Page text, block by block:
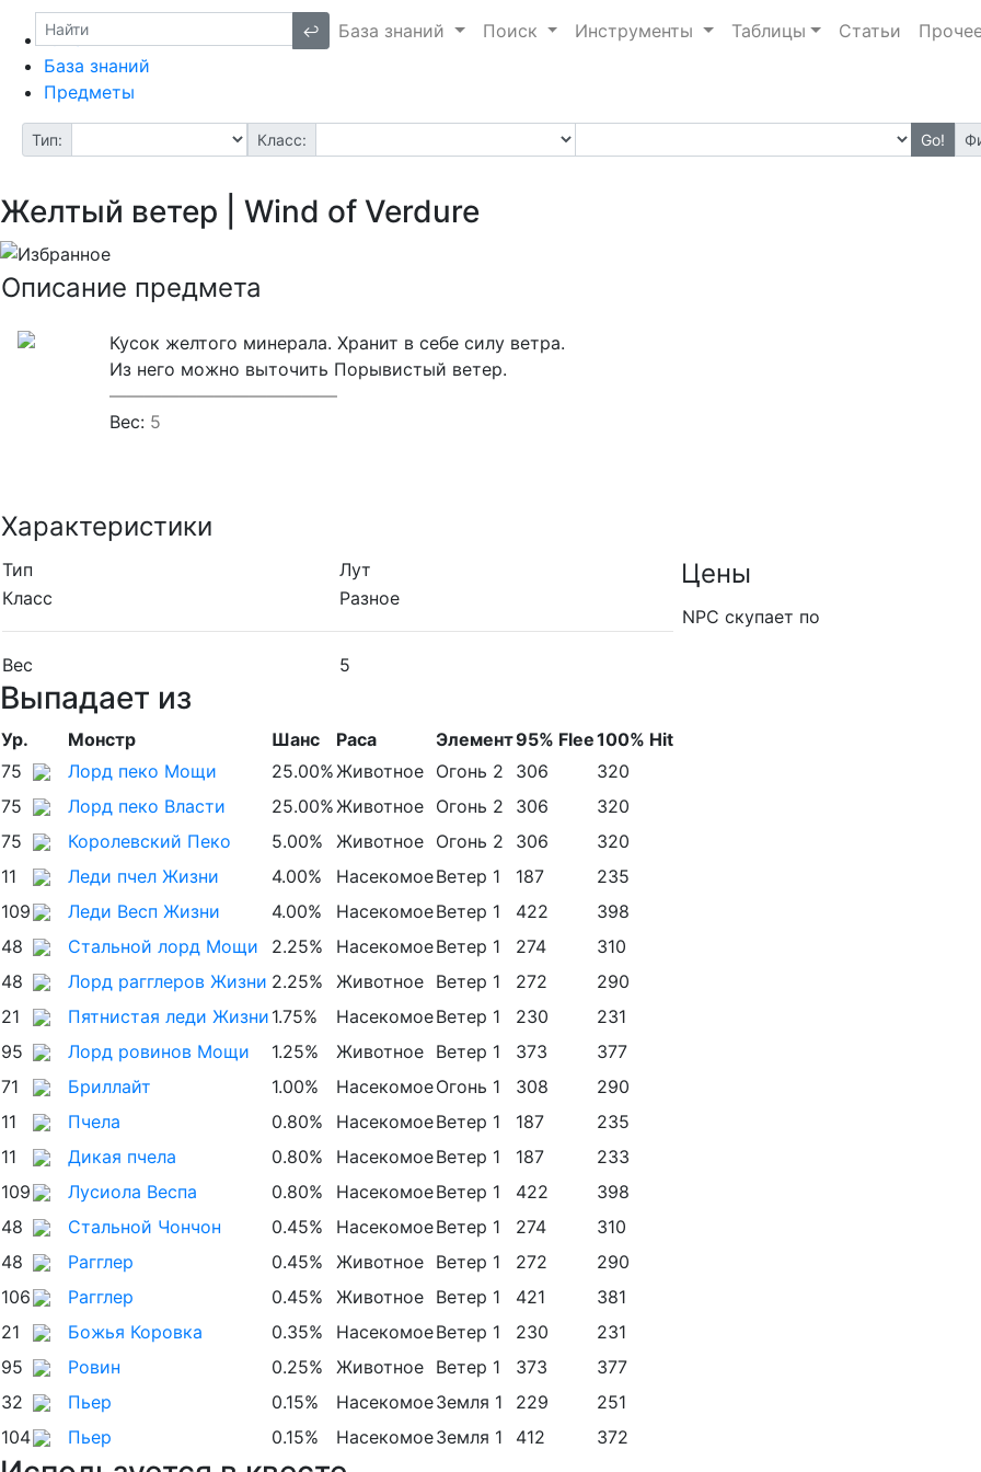
↩ База знаний Поиск Инструменты Таблицы Статьи
ruRO Wiki
База знаний
Предметы
Тип: Класс: Go!
Желтый ветер | Wind of Verdure
Описание предмета
Кусок желтого минерала. Хранит в себе силу ветра.
Из него можно выточить Порывистый ветер.
—————————————
Вес: 5
Характеристики
Тип
Лут
Класс
Разное
Вес 5
Цены
NPC скупает по
Выпадает из
Ур. Монстр Шанс Раса Элемент95% Flee100% Hit
75
Лорд пеко Мощи 25.00% Животное Огонь 2 306
320
75
Лорд пеко Власти 25.00% Животное Огонь 2 306
320
75
Королевский Пеко 5.00% Животное Огонь 2 306
320
11
Леди пчел Жизни 4.00% НасекомоеВетер 1 187
235
109
Леди Весп Жизни 4.00% НасекомоеВетер 1 422
398
48
Стальной лорд Мощи 2.25% НасекомоеВетер 1 274
310
48
Лорд рагглеров Жизни 2.25% Животное Ветер 1 272
290
21
Пятнистая леди Жизни 1.75% НасекомоеВетер 1 230
231
95
Лорд ровинов Мощи 1.25% Животное Ветер 1 373
377
71
Бриллайт 1.00% НасекомоеОгонь 1 308
290
11
Пчела 0.80% НасекомоеВетер 1 187
235
11
Дикая пчела 0.80% НасекомоеВетер 1 187
233
109
Лусиола Веспа 0.80% НасекомоеВетер 1 422
398
48
Стальной Чончон 0.45% НасекомоеВетер 1 274
310
48
Рагглер 0.45% Животное Ветер 1 272
290
106
Рагглер 0.45% Животное Ветер 1 421
381
21
Божья Коровка 0.35% НасекомоеВетер 1 230
231
95
Ровин 0.25% Животное Ветер 1 373
377
32
Пьер 0.15% НасекомоеЗемля 1 229
251
104
Пьер 0.15% НасекомоеЗемля 1 412 372